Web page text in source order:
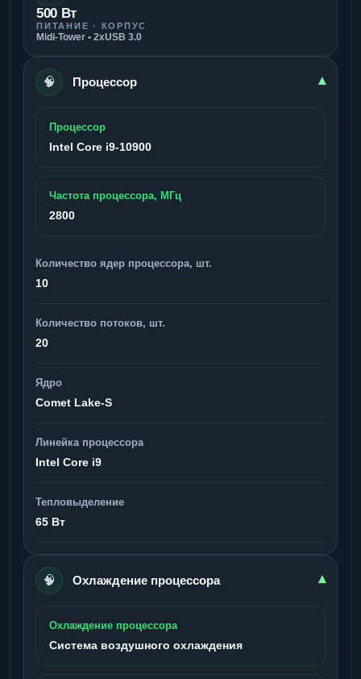
500 Вт
ПИТАНИЕ · КОРПУС
Midi-Tower • 2xUSB 3.0
🧠 Процессор ▾
Процессор
Intel Core i9-10900
Частота процессора, МГц
2800
Количество ядер процессора, шт.
10
Количество потоков, шт.
20
Ядро
Comet Lake-S
Линейка процессора
Intel Core i9
Тепловыделение
65 Вт
🧠 Охлаждение процессора ▾
Охлаждение процессора
Система воздушного охлаждения